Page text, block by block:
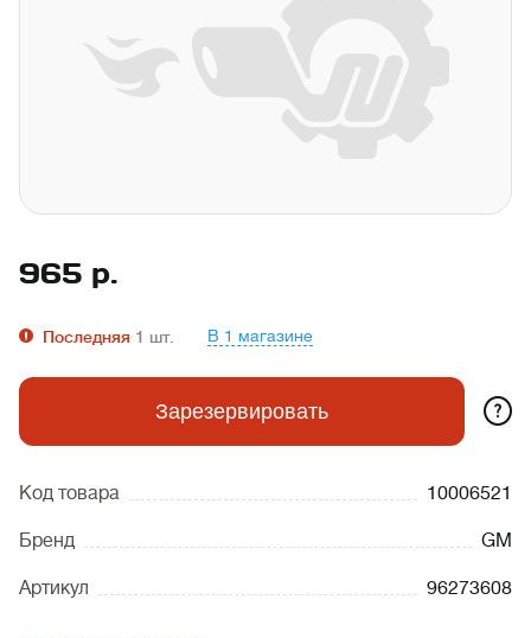
965 р.
Последняя 1 шт. В 1 магазине
Зарезервировать ?
Код товара 10006521
Бренд GM
Артикул 96273608